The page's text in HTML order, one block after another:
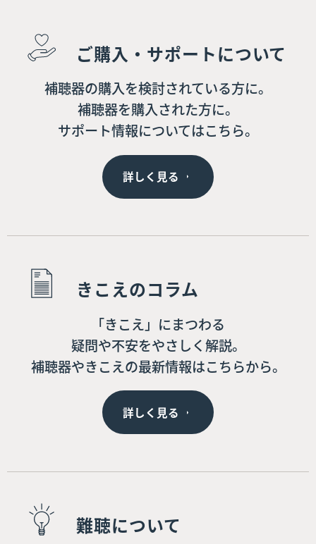
ご購入・サポートについて
補聴器の購入を検討されている方に。
補聴器を購入された方に。
サポート情報についてはこちら。
詳しく見る
きこえのコラム
「きこえ」にまつわる
疑問や不安をやさしく解説。
補聴器やきこえの最新情報はこちらから。
詳しく見る
難聴について